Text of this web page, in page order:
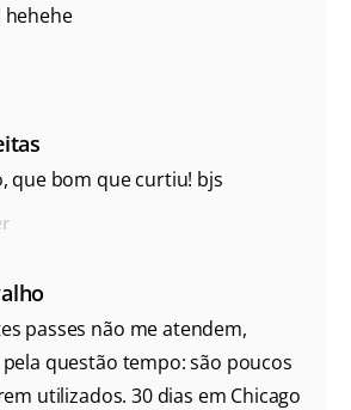
hehehe
que bom que curtiu! bjs
passes não me atendem,
questão tempo: são poucos
utilizados. 30 dias em Chicago